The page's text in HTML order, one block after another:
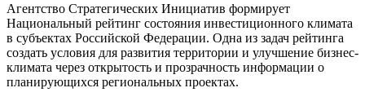
Агентство Стратегических Инициатив формирует
Национальный рейтинг состояния инвестиционного климата
в субъектах Российской Федерации. Одна из задач рейтинга
создать условия для развития территории и улучшение бизнес-
климата через открытость и прозрачность информации о
планирующихся региональных проектах.